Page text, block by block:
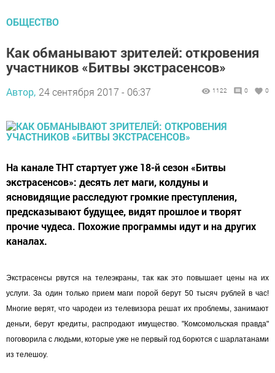
ОБЩЕСТВО
Как обманывают зрителей: откровения
участников «Битвы экстрасенсов»
Автор, 24 сентября 2017 - 06:37 1122 0 0
На канале ТНТ стартует уже 18-й сезон «Битвы
экстрасенсов»: десять лет маги, колдуны и
ясновидящие расследуют громкие преступления,
предсказывают будущее, видят прошлое и творят
прочие чудеса. Похожие программы идут и на других
каналах.
Экстрасенсы рвутся на телеэкраны, так как это повышает цены на их
услуги. За один только прием маги порой берут 50 тысяч рублей в час!
Многие верят, что чародеи из телевизора решат их проблемы, занимают
деньги, берут кредиты, распродают имущество. "Комсомольская правда"
поговорила с людьми, которые уже не первый год борются с шарлатанами
из телешоу.